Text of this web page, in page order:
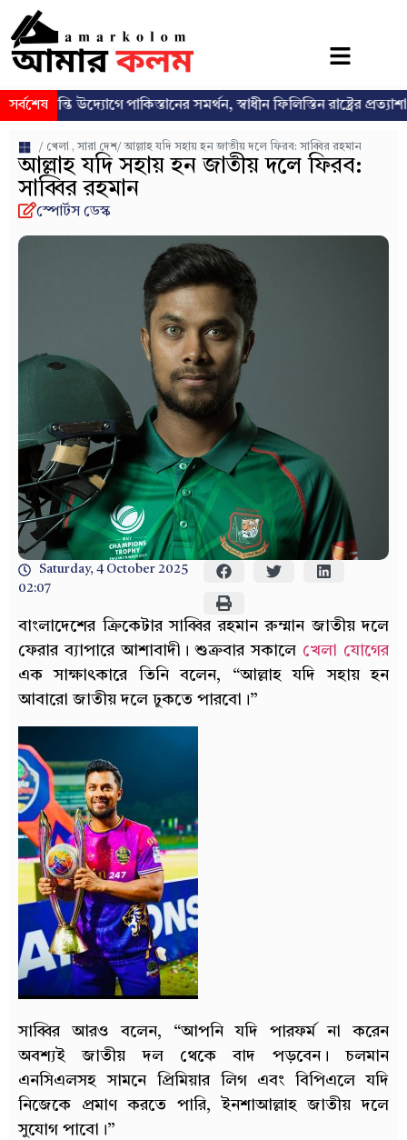
সর্বশেষ
উদ্যোগে পাকিস্তানের সমর্থন, স্বাধীন ফিলিস্তিন রাষ্ট্রের প্রত্যাশা পুনর্ব্যক্ত
/ খেলা , সারা দেশ/ আল্লাহ যদি সহায় হন জাতীয় দলে ফিরব: সাব্বির রহমান
আল্লাহ যদি সহায় হন জাতীয় দলে ফিরব:
সাব্বির রহমান
স্পোর্টস ডেস্ক
Saturday, 4 October 2025
02:07
বাংলাদেশের ক্রিকেটার সাব্বির রহমান রুম্মান জাতীয় দলে
ফেরার ব্যাপারে আশাবাদী। শুক্রবার সকালে খেলা যোগের
এক সাক্ষাৎকারে তিনি বলেন, “আল্লাহ যদি সহায় হন
আবারো জাতীয় দলে ঢুকতে পারবো।”
সাব্বির আরও বলেন, “আপনি যদি পারফর্ম না করেন
অবশ্যই জাতীয় দল থেকে বাদ পড়বেন। চলমান
এনসিএলসহ সামনে প্রিমিয়ার লিগ এবং বিপিএলে যদি
নিজেকে প্রমাণ করতে পারি, ইনশাআল্লাহ জাতীয় দলে
সুযোগ পাবো।”